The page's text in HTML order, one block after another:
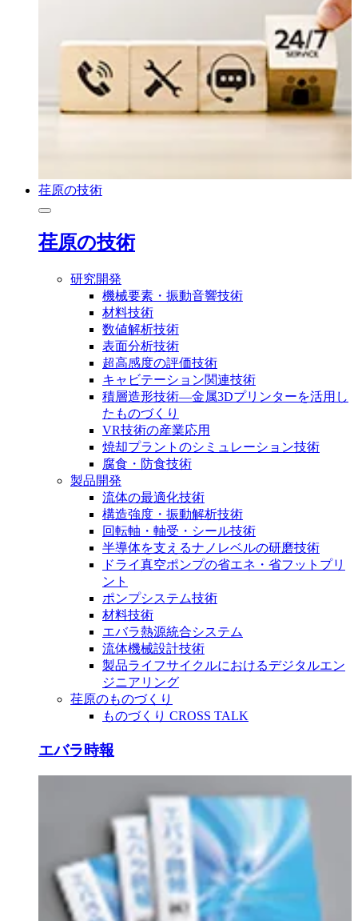
荏原の技術
荏原の技術
研究開発
機械要素・振動音響技術
材料技術
数値解析技術
表面分析技術
超高感度の評価技術
キャビテーション関連技術
積層造形技術―金属3Dプリンターを活用し
たものづくり
VR技術の産業応用
焼却プラントのシミュレーション技術
腐食・防食技術
製品開発
流体の最適化技術
構造強度・振動解析技術
回転軸・軸受・シール技術
半導体を支えるナノレベルの研磨技術
ドライ真空ポンプの省エネ・省フットプリ
ント
ポンプシステム技術
材料技術
エバラ熱源統合システム
流体機械設計技術
製品ライフサイクルにおけるデジタルエン
ジニアリング
荏原のものづくり
ものづくり CROSS TALK
エバラ時報